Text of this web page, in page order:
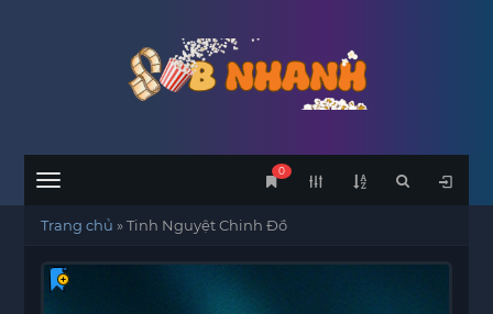
Menu
0
Trang chủ »Tinh Nguyệt Chinh Đồ